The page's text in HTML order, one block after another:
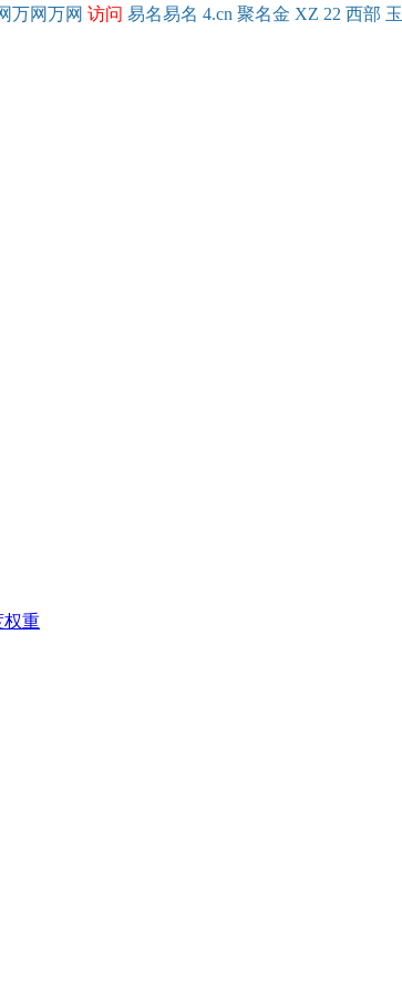
万网万网 访问 易名易名 4.cn 聚名金 XZ 22 西部 玉